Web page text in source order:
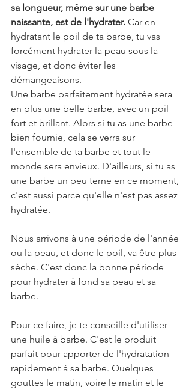
sa longueur, même sur une barbe
naissante, est de l'hydrater. Car en
hydratant le poil de ta barbe, tu vas
forcément hydrater la peau sous la
visage, et donc éviter les
démangeaisons.
Une barbe parfaitement hydratée sera
en plus une belle barbe, avec un poil
fort et brillant. Alors si tu as une barbe
bien fournie, cela se verra sur
l'ensemble de ta barbe et tout le
monde sera envieux. D'ailleurs, si tu as
une barbe un peu terne en ce moment,
c'est aussi parce qu'elle n'est pas assez
hydratée.
Nous arrivons à une période de l'année
ou la peau, et donc le poil, va être plus
sèche. C'est donc la bonne période
pour hydrater à fond sa peau et sa
barbe.
Pour ce faire, je te conseille d'utiliser
une huile à barbe. C'est le produit
parfait pour apporter de l'hydratation
rapidement à sa barbe. Quelques
gouttes le matin, voire le matin et le